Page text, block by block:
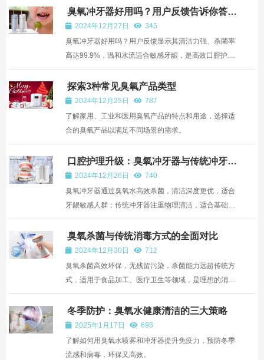
臭氧冲牙器好用吗？用户反馈告诉你答
案 2024年12月27日
345
臭氧冲牙器好用吗？用户反馈显示其清洁力强、杀菌率
高达99.9%，温和水流适合敏感牙龈，是高效口腔护理
的理想选择。
探索3种常见臭氧产品类型
2024年12月25日
787
了解家用、工业和医用臭氧产品的特点和用途，选择适
合的臭氧产品以满足不同场景的需求。
口腔护理升级：臭氧冲牙器与传统冲牙器
的对比
2024年12月26日
740
臭氧冲牙器通过臭氧水高效杀菌，清洁深度更优，适合
牙龈敏感人群；传统冲牙器注重物理清洁，适合基础口
腔护理需求。
臭氧杀菌与传统消毒方式的全面对比
2024年12月30日
712
臭氧杀菌高效环保，无残留污染，杀菌能力远超传统方
式，适用于食品加工、医疗卫生等领域，是理想的消毒
选择。
冬季防护：臭氧水健康清洁的三大策略
2025年1月17日
698
了解如何用臭氧水喷雾和冲牙器提升免疫力，预防冬季
流感和病毒，环保又高效。